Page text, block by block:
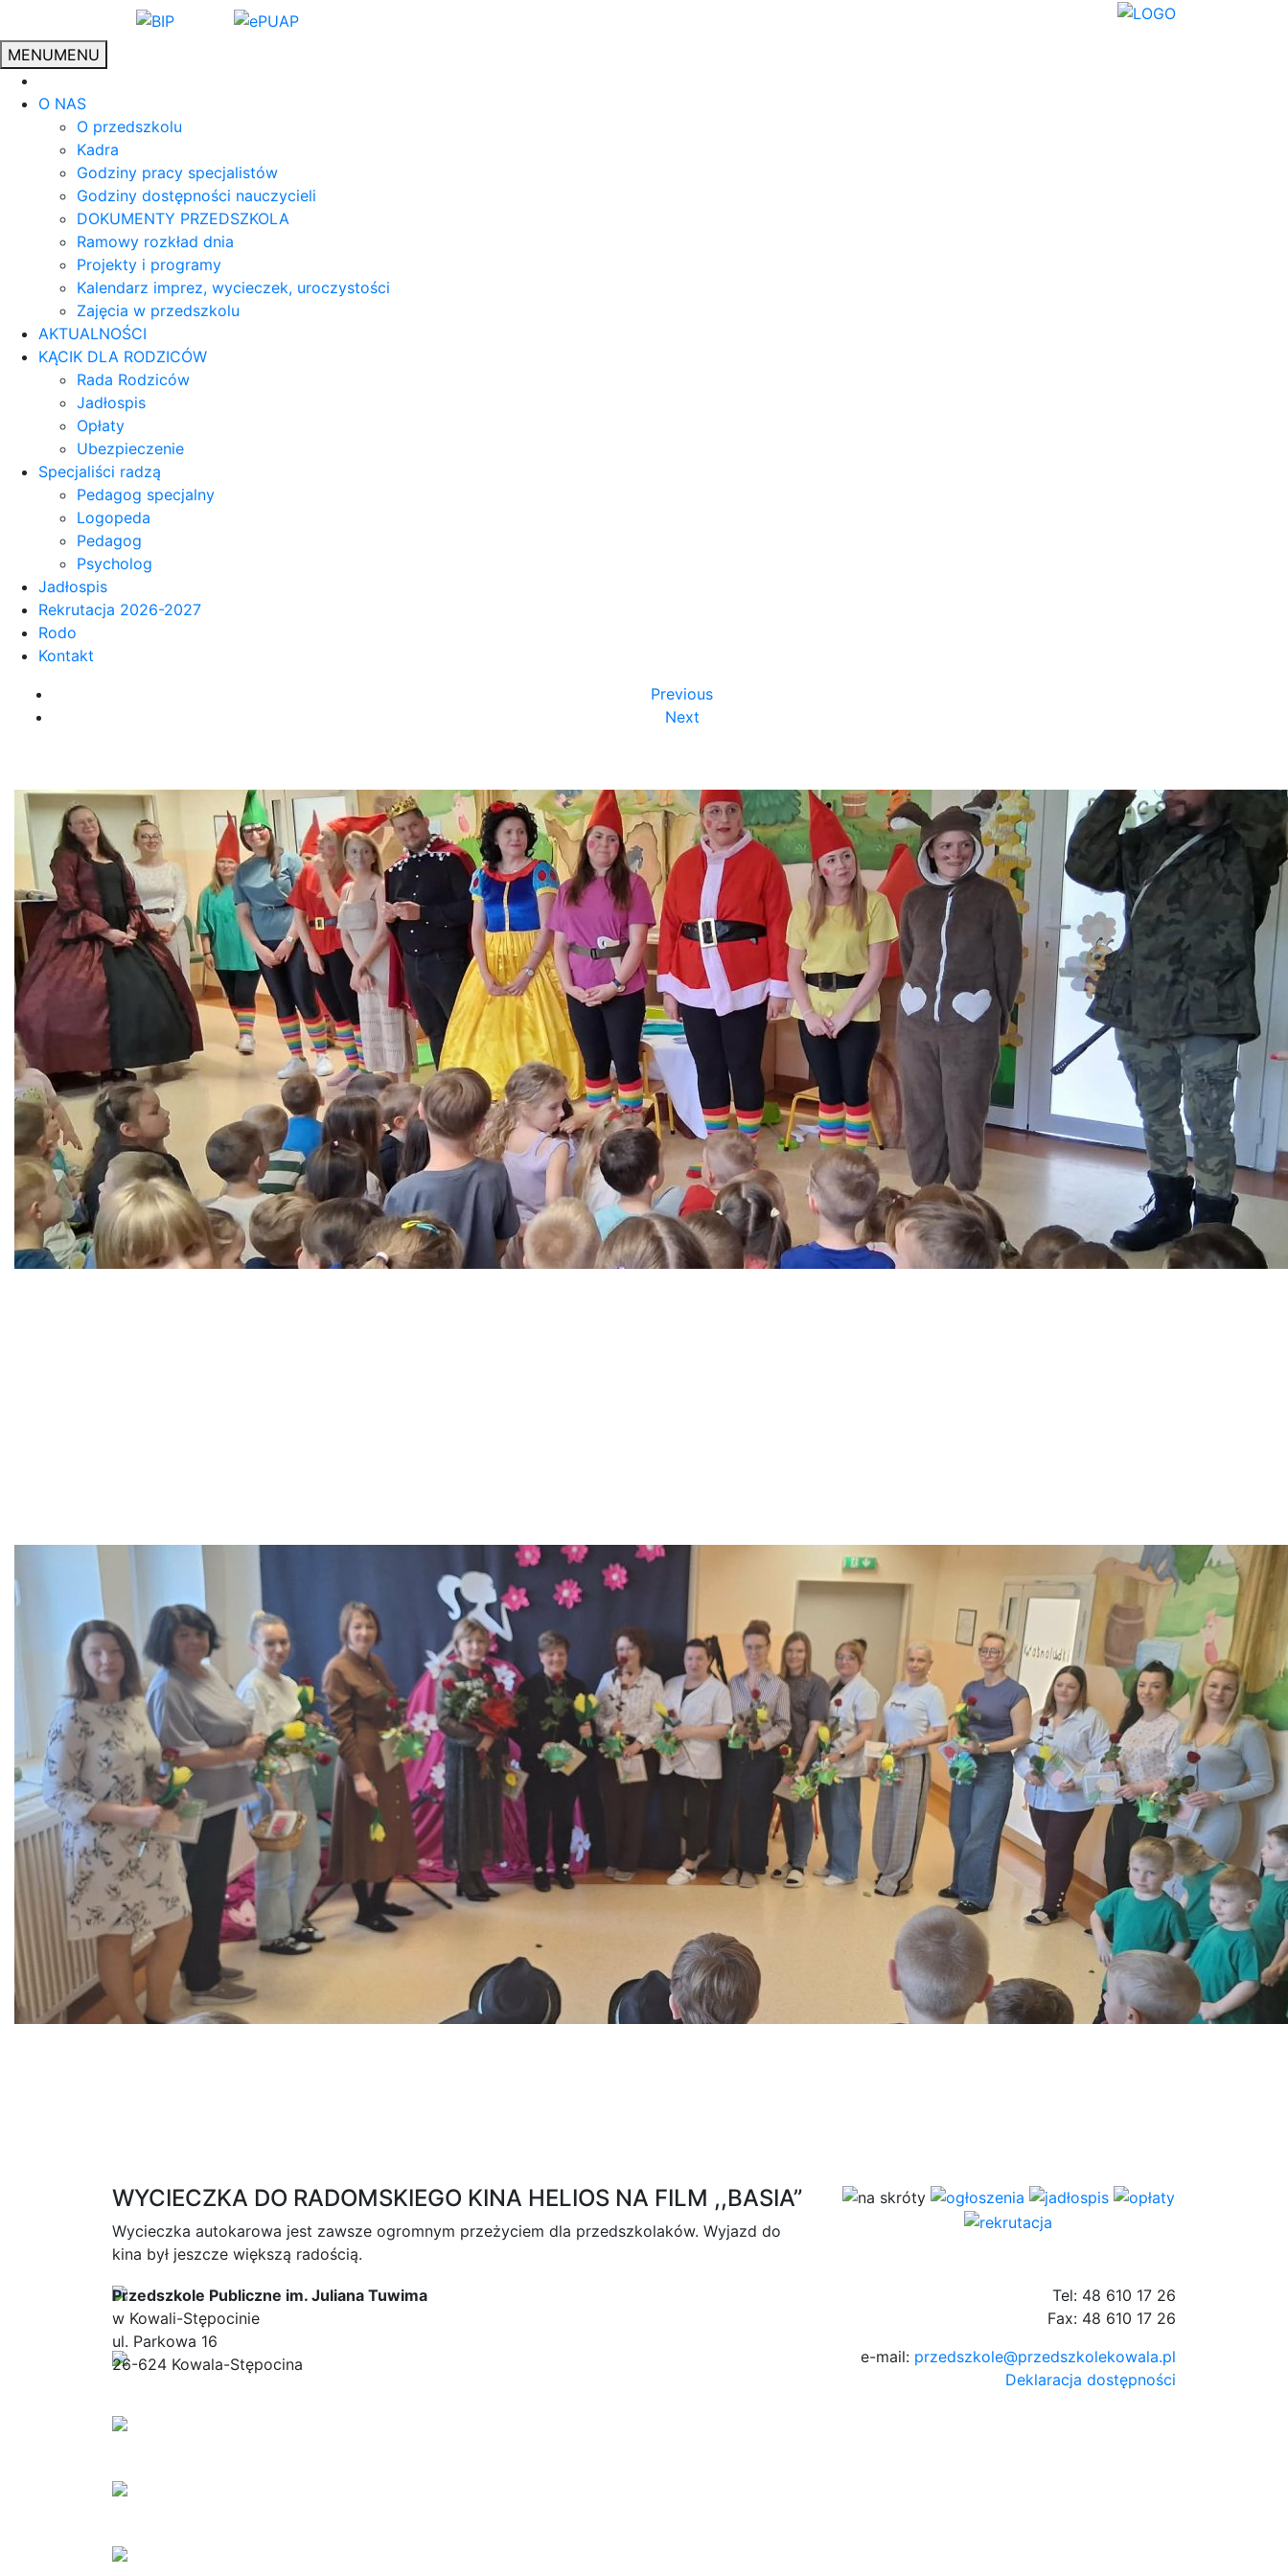
MENUMENU
O NAS
O przedszkolu
Kadra
Godziny pracy specjalistów
Godziny dostępności nauczycieli
DOKUMENTY PRZEDSZKOLA
Ramowy rozkład dnia
Projekty i programy
Kalendarz imprez, wycieczek, uroczystości
Zajęcia w przedszkolu
AKTUALNOŚCI
KĄCIK DLA RODZICÓW
Rada Rodziców
Jadłospis
Opłaty
Ubezpieczenie
Specjaliści radzą
Pedagog specjalny
Logopeda
Pedagog
Psycholog
Jadłospis
Rekrutacja 2026-2027
Rodo
Kontakt
Previous
Next
WYCIECZKA DO RADOMSKIEGO KINA HELIOS NA FILM ,,BASIA”
Wycieczka autokarowa jest zawsze ogromnym przeżyciem dla przedszkolaków. Wyjazd do
kina był jeszcze większą radością.
Przedszkole Publiczne im. Juliana Tuwima
w Kowali-Stępocinie
ul. Parkowa 16
26-624 Kowala-Stępocina
Tel: 48 610 17 26
Fax: 48 610 17 26
e-mail: przedszkole@przedszkolekowala.pl
Deklaracja dostępności